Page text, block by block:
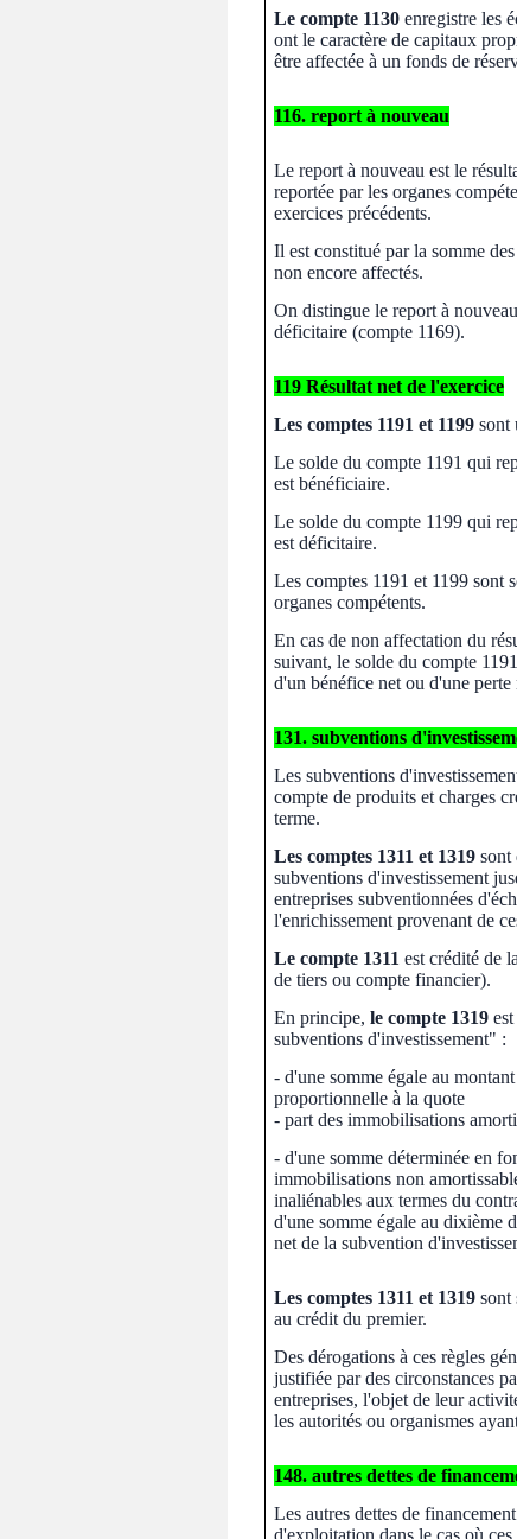
Le compte 1130 enregistre les
ont le caractère de capitaux
être affectée à un fonds de
116. report à nouveau
Le report à nouveau est le
reportée par les organes
exercices précédents.
Il est constitué par la somme
non encore affectés.
On distingue le report à
déficitaire (compte 1169).
119 Résultat net de l'exercice
Les comptes 1191 et 1199 sont
Le solde du compte 1191 qui
est bénéficiaire.
Le solde du compte 1199 qui
est déficitaire.
Les comptes 1191 et 1199 sont
organes compétents.
En cas de non affectation du
suivant, le solde du compte
d'un bénéfice net ou d'une perte
131. subventions
Les subventions
compte de produits et charges
terme.
Les comptes 1311 et 1319 sont
subventions d'investissement
entreprises subventionnées
l'enrichissement provenant de
Le compte 1311 est crédité de
de tiers ou compte financier).
En principe,le compte 1319
subventions d'investissement" :
- d'une somme égale au
proportionnelle à la quote
- part des immobilisations
- d'une somme déterminée en
immobilisations non
inaliénables aux termes du
d'une somme égale au dixième
net de la subvention
Les comptes 1311 et 1319 sont
au crédit du premier.
Des dérogations à ces règles
justifiée par des circonstances
entreprises, l'objet de leur
les autorités ou organismes
148. autres dettes de
Les autres dettes de